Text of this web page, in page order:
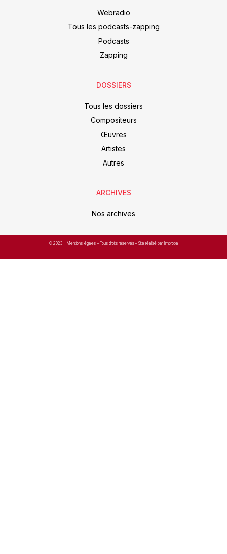
Webradio
Tous les podcasts-zapping
Podcasts
Zapping
DOSSIERS
Tous les dossiers
Compositeurs
Œuvres
Artistes
Autres
ARCHIVES
Nos archives
© 2023 – Mentions légales – Tous droits réservés – Site réalisé par Improba